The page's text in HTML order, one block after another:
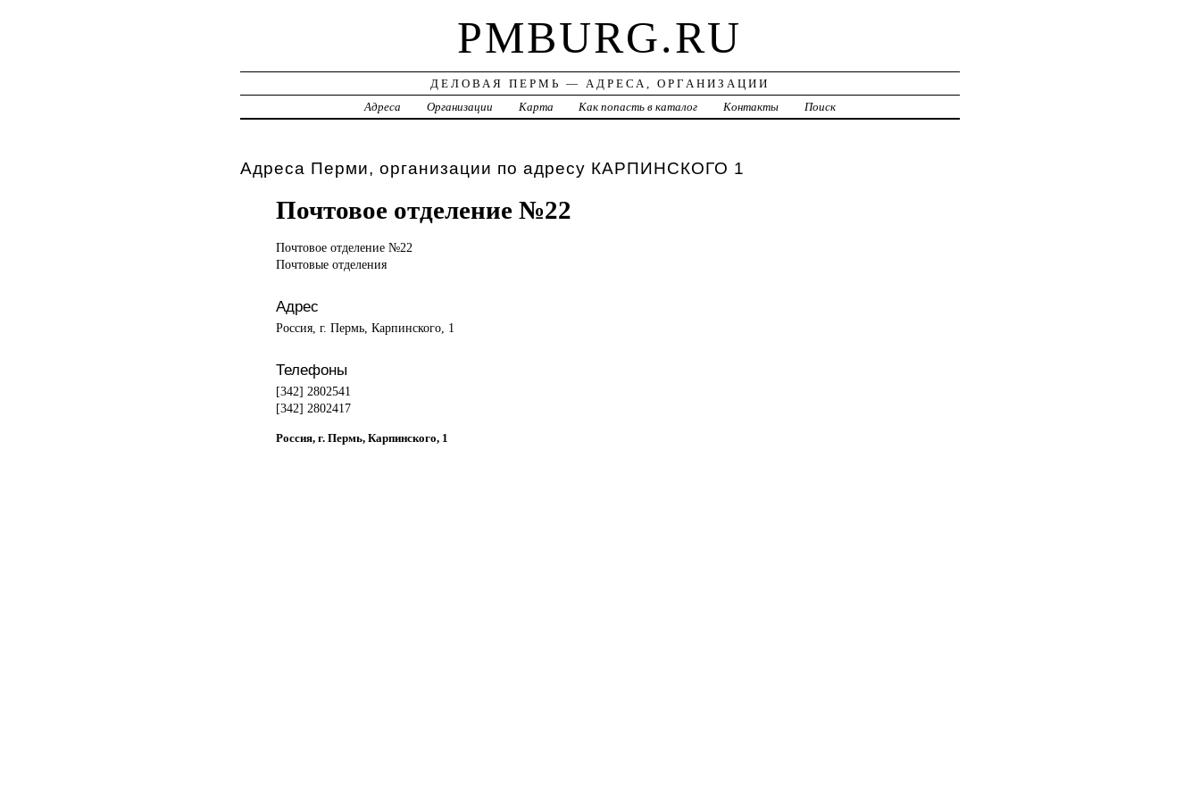
PMBURG.RU
ДЕЛОВАЯ ПЕРМЬ — АДРЕСА, ОРГАНИЗАЦИИ
Адреса
Организации Карта Как попасть в каталог Контакты Поиск
Адреса Перми, организации по адресу КАРПИНСКОГО 1
Почтовое отделение №22
Почтовое отделение №22
Почтовые отделения
Адрес
Россия, г. Пермь, Карпинского, 1
Телефоны
[342] 2802541
[342] 2802417
Россия, г. Пермь, Карпинского, 1